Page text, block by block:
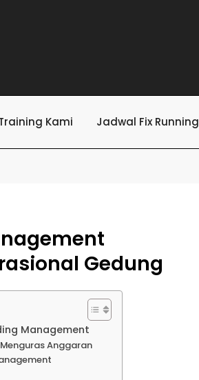
Kami Jadwal Fix Running
Gedung
Management
Anggaran